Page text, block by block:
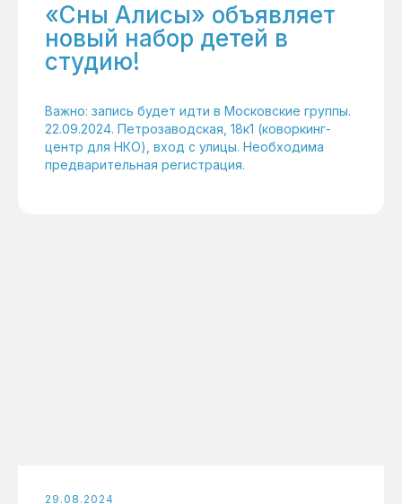
«Сны Алисы» объявляет
новый набор детей в
студию!
Важно: запись будет идти в Московские группы.
22.09.2024. Петрозаводская, 18к1 (коворкинг-
центр для НКО), вход с улицы. Необходима
предварительная регистрация.
29.08.2024